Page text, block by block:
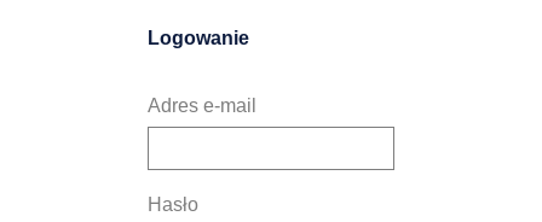
Logowanie
Adres e-mail
Hasło